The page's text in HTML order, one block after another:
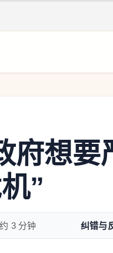
府想要
”
约 3 分钟 纠错与